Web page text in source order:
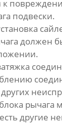
к
подвески.
должен
рычага
другие